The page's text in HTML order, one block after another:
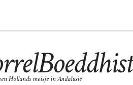
Hollands meisje in Andalusië